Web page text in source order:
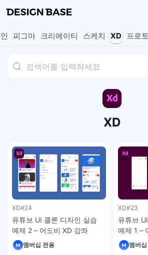
피그마 크리에이티 스케치 XD 프로
XD
XD#24
유튜브 UI 클론 디자인 실습
예제 2 – 어도비 XD 강좌
멤버십 전용
XD#23
유튜브
예제 1 –
멤버